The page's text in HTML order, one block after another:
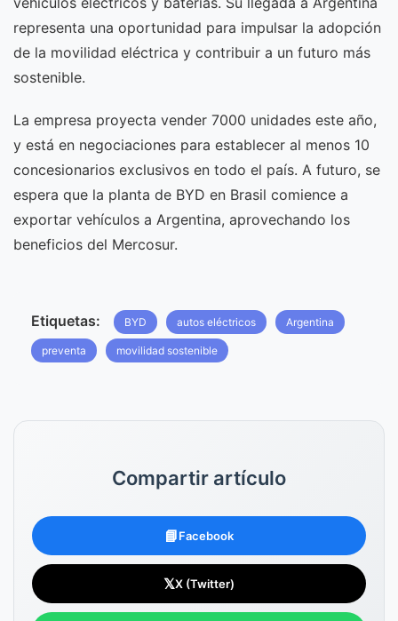
representa una oportunidad para impulsar la adopción
de la movilidad eléctrica y contribuir a un futuro más
sostenible.
La empresa proyecta vender 7000 unidades este año,
y está en negociaciones para establecer al menos 10
concesionarios exclusivos en todo el país. A futuro, se
espera que la planta de BYD en Brasil comience a
exportar vehículos a Argentina, aprovechando los
beneficios del Mercosur.
Etiquetas: BYD autos eléctricos Argentina
preventa movilidad sostenible
Compartir artículo
📘Facebook
𝕏X (Twitter)